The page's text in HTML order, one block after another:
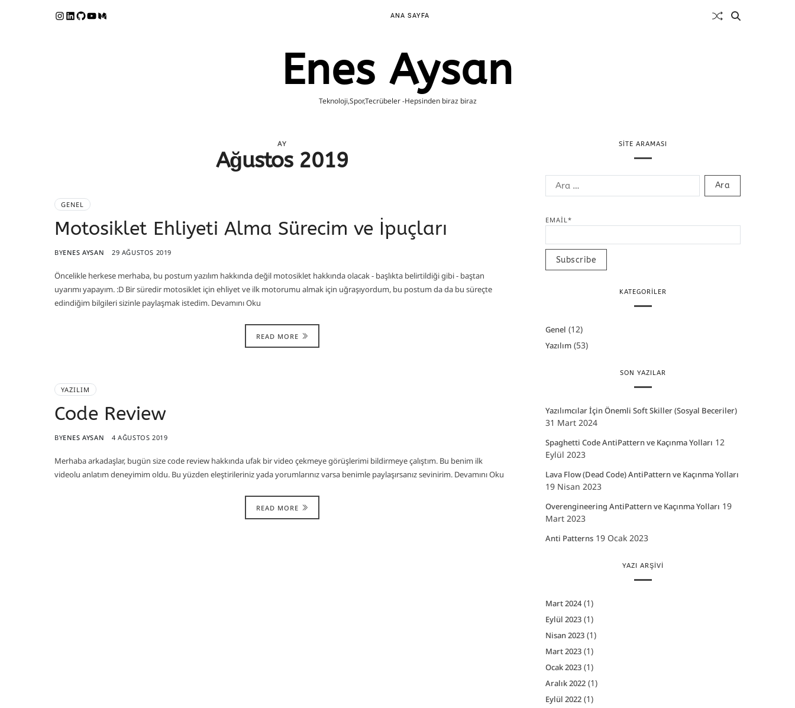
ANA SAYFA
Enes Aysan
Teknoloji,Spor,Tecrübeler -Hepsinden biraz biraz
AY
Ağustos 2019
GENEL
Motosiklet Ehliyeti Alma Sürecim ve İpuçları
BYENES AYSAN 29 AĞUSTOS 2019
Öncelikle herkese merhaba, bu postum yazılım hakkında değil motosiklet hakkında olacak - başlıkta belirtildiği gibi - baştan
uyarımı yapayım. :D Bir süredir motosiklet için ehliyet ve ilk motorumu almak için uğraşıyordum, bu postum da da bu süreçte
edindiğim bilgileri sizinle paylaşmak istedim. Devamını Oku
READ MORE
YAZILIM
Code Review
BYENES AYSAN 4 AĞUSTOS 2019
Merhaba arkadaşlar, bugün size code review hakkında ufak bir video çekmeye görüşlerimi bildirmeye çalıştım. Bu benim ilk
videolu anlatım deneyimim oldu. Bu yüzden eleştirileriniz yada yorumlarınız varsa benimle paylaşırsanız sevinirim. Devamını Oku
READ MORE
SITE ARAMASI
EMAIL*
KATEGORILER
Genel (12)
Yazılım (53)
SON YAZILAR
Yazılımcılar İçin Önemli Soft Skiller (Sosyal Beceriler)
31 Mart 2024
Spaghetti Code AntiPattern ve Kaçınma Yolları 12
Eylül 2023
Lava Flow (Dead Code) AntiPattern ve Kaçınma Yolları
19 Nisan 2023
Overengineering AntiPattern ve Kaçınma Yolları 19
Mart 2023
Anti Patterns 19 Ocak 2023
YAZI ARŞIVI
Mart 2024(1)
Eylül 2023 (1)
Nisan 2023 (1)
Mart 2023 (1)
Ocak 2023 (1)
Aralık 2022 (1)
Eylül 2022 (1)